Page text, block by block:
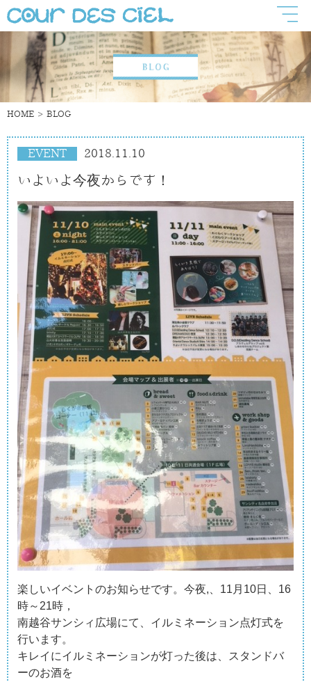
HOME BLOG
EVENT 2018.11.10
いよいよ今夜からです！
楽しいイベントのお知らせです。今夜,、11月10日、16
時～21時，
南越谷サンシィ広場にて、イルミネーション点灯式を
行います。
キレイにイルミネーションが灯った後は、スタンドバ
ーのお酒を